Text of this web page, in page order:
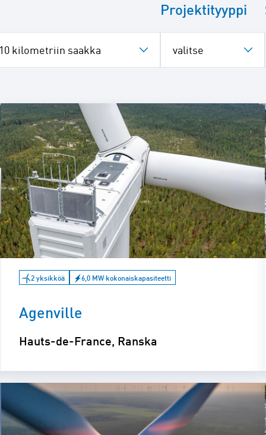
Projektityyppi
2 yksikköä 6,0 MW kokonaiskapasiteetti
Agenville
Hauts-de-France, Ranska